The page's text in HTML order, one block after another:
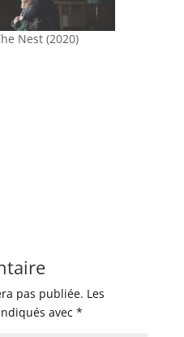
Nest (2020)
pas publiée. Les
avec *